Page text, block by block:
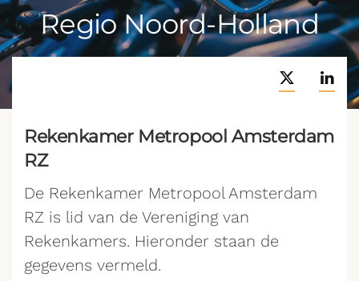
Regio Noord-Holland
Rekenkamer Metropool Amsterdam
RZ
De Rekenkamer Metropool Amsterdam
RZ is lid van de Vereniging van
Rekenkamers. Hieronder staan de
gegevens vermeld.